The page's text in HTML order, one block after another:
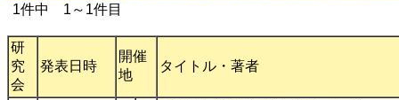
1件中 1～1件目
研
究
会
発表日時
開催
地
タイトル・著者